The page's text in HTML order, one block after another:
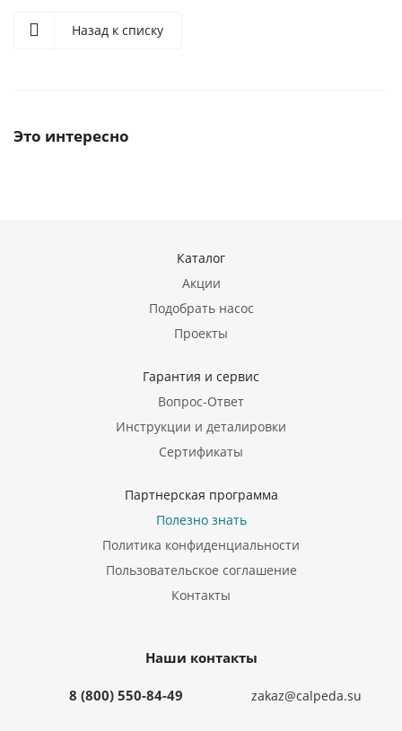
Назад к списку
Это интересно
Каталог
Акции
Подобрать насос
Проекты
Гарантия и сервис
Вопрос-Ответ
Инструкции и деталировки
Сертификаты
Партнерская программа
Полезно знать
Политика конфиденциальности
Пользовательское соглашение
Контакты
Наши контакты
8 (800) 550-84-49 zakaz@calpeda.su